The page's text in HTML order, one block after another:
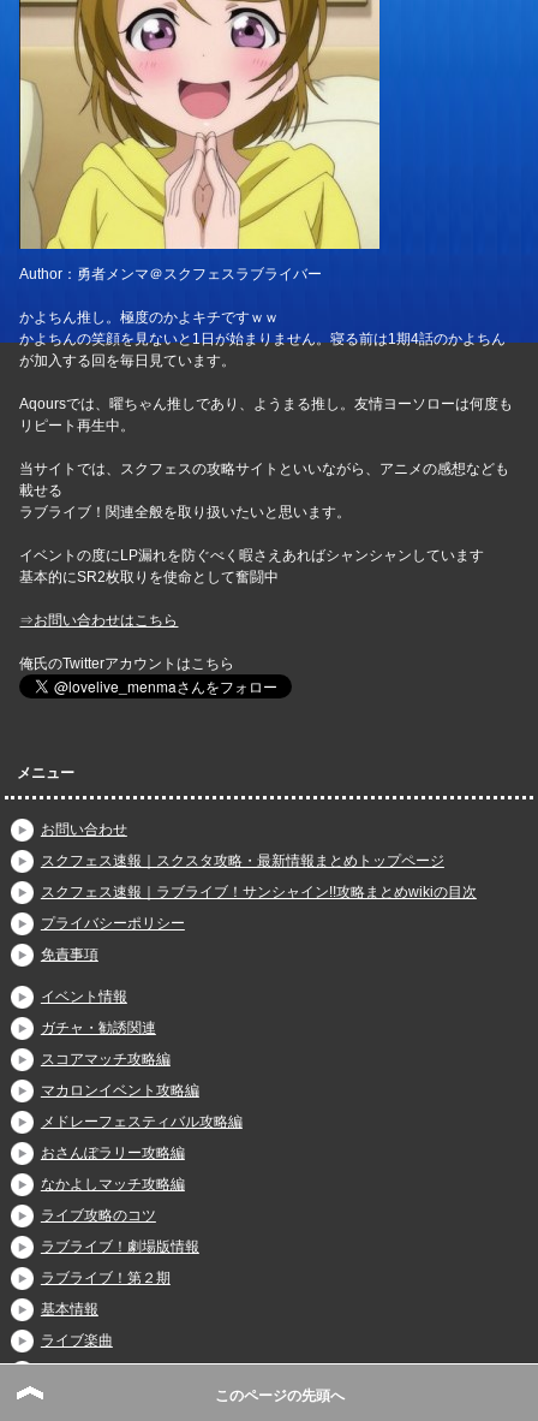
Author：勇者メンマ＠スクフェスラブライバー
かよちん推し。極度のかよキチですｗｗ
かよちんの笑顔を見ないと1日が始まりません。寝る前は1期4話のかよちん
が加入する回を毎日見ています。
Aqoursでは、曜ちゃん推しであり、ようまる推し。友情ヨーソローは何度も
リピート再生中。
当サイトでは、スクフェスの攻略サイトといいながら、アニメの感想なども
載せる
ラブライブ！関連全般を取り扱いたいと思います。
イベントの度にLP漏れを防ぐべく暇さえあればシャンシャンしています
基本的にSR2枚取りを使命として奮闘中
⇒お問い合わせはこちら
俺氏のTwitterアカウントはこちら
メニュー
お問い合わせ
スクフェス速報｜スクスタ攻略・最新情報まとめトップページ
スクフェス速報｜ラブライブ！サンシャイン!!攻略まとめwikiの目次
プライバシーポリシー
免責事項
イベント情報
ガチャ・勧誘関連
スコアマッチ攻略編
マカロンイベント攻略編
メドレーフェスティバル攻略編
おさんぽラリー攻略編
なかよしマッチ攻略編
ライブ攻略のコツ
ラブライブ！劇場版情報
ラブライブ！第２期
基本情報
ライブ楽曲
カード・特技一覧
このページの先頭へ